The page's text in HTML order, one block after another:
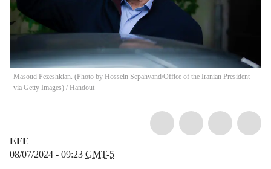
Masoud Pezeshkian. (Photo by Hossein Sepahvand/Office of the Iranian President
via Getty Images) / Handout
EFE
08/07/2024 - 09:23 GMT-5